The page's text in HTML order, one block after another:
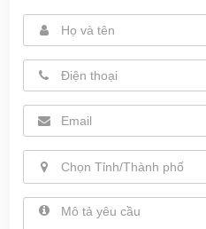
Chọn Tỉnh/Thành phố